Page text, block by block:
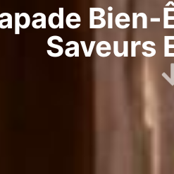
Saveurs